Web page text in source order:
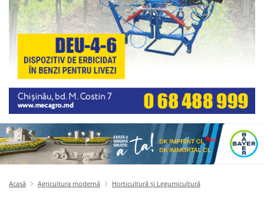
Acasă Agricultura modernă Horticultură și Legumicultură